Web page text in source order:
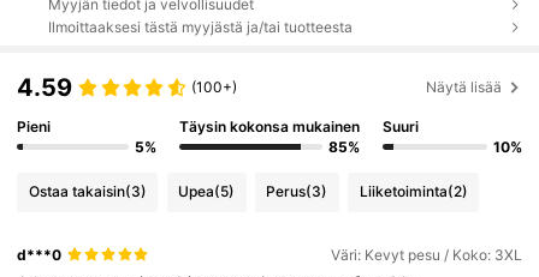
Myyjän tiedot ja velvollisuudet
Ilmoittaaksesi tästä myyjästä ja/tai tuotteesta
4.59 (100+) Näytä lisää
Pieni
5%
Täysin kokonsa mukainen
85%
Suuri
10%
Ostaa takaisin(3) Upea(5) Perus(3) Liiketoiminta(2)
d***0 Väri: Kevyt pesu / Koko: 3XL